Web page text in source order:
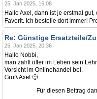
25. Jan 2025, 16:08
Hallo Axel, dann ist je erstmal
Favorit. Ich bestelle dort immer!
Re: Günstige Ersatzteile/
25. Jan 2025, 20:36
Hallo Nobbi,
man zahlt öfter im Leben sein
Vorsicht im Onlinehandel bei.
Gruß Axel 🙂
Für diesen Beitrag